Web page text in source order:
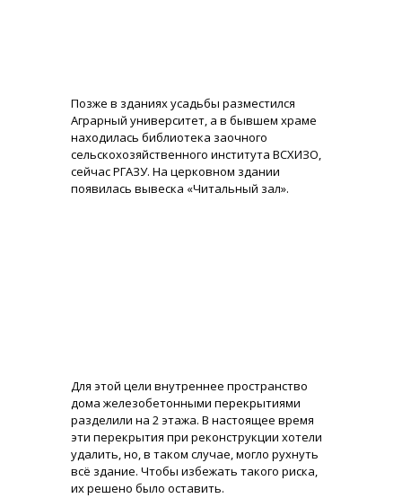
Позже в зданиях усадьбы разместился
Аграрный университет, а в бывшем храме
находилась библиотека заочного
сельскохозяйственного института ВСХИЗО,
сейчас РГАЗУ. На церковном здании
появилась вывеска «Читальный зал».
Для этой цели внутреннее пространство
дома железобетонными перекрытиями
разделили на 2 этажа. В настоящее время
эти перекрытия при реконструкции хотели
удалить, но, в таком случае, могло рухнуть
всё здание. Чтобы избежать такого риска,
их решено было оставить.